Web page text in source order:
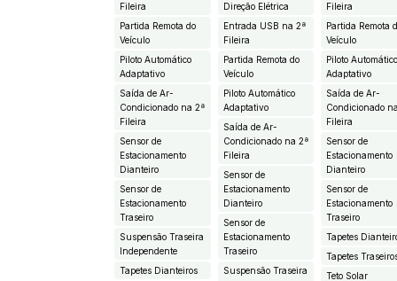
Fileira
Partida Remota do
Veículo
Piloto Automático
Adaptativo
Saída de Ar-
Condicionado na 2ª
Fileira
Sensor de
Estacionamento
Dianteiro
Sensor de
Estacionamento
Traseiro
Suspensão Traseira
Independente
Tapetes Dianteiros
Direção Elétrica
Entrada USB na 2ª
Fileira
Partida Remota do
Veículo
Piloto Automático
Adaptativo
Saída de Ar-
Condicionado na 2ª
Fileira
Sensor de
Estacionamento
Dianteiro
Sensor de
Estacionamento
Traseiro
Suspensão Traseira
Fileira
Partida Remota
Veículo
Piloto
Adaptativo
Saída de Ar-
Condicionado
Fileira
Sensor de
Estacionamento
Dianteiro
Sensor de
Estacionamento
Traseiro
Tapetes
Tapetes
Teto Solar